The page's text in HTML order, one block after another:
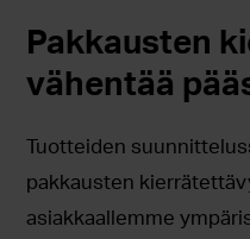
Pakkausten
vähentää
Tuotteiden
pakkausten
asiakkaallemme